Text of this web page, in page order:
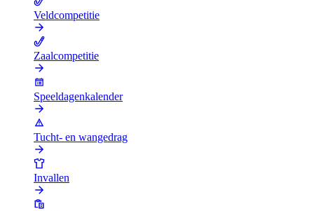
Veldcompetitie
Zaalcompetitie
Speeldagenkalender
Tucht- en wangedrag
Invallen